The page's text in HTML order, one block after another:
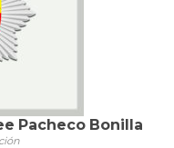
Pacheco Bonilla